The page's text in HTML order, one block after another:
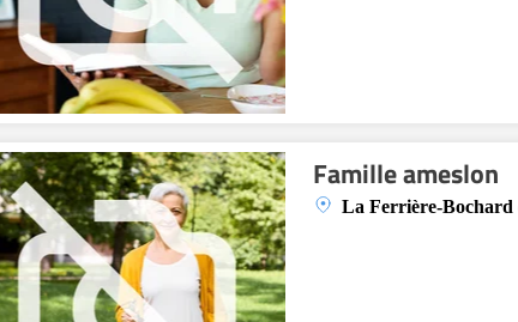
Famille ameslon
La Ferrière-Bochard